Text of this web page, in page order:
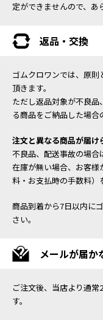
定ができませんので、あ
返品・交換
ゴムクロワンでは、原
頂きます。
ただし返品対象が不良
る商品をご納品した場合
注文と異なる商品が届け
不良品、配送事故の場合
在庫が無い場合、お客様
料・お支払時の手数料）
商品到着から7日以内に
さい。
メールが届か
ご注文後、当店より通
す。